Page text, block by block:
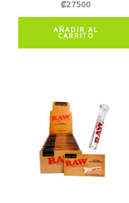
₡27500
AÑADIR AL
CARRITO